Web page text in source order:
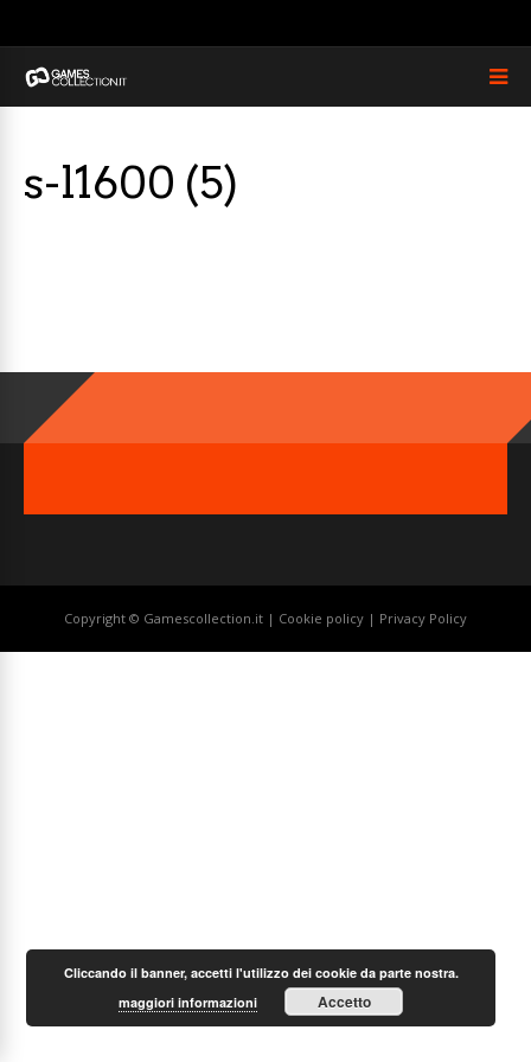
s-l1600 (5)
Copyright © Gamescollection.it | Cookie policy | Privacy Policy
Cliccando il banner, accetti l'utilizzo dei cookie da parte nostra.
maggiori informazioni
Accetto